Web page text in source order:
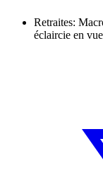
Retraites:
éclaircie en